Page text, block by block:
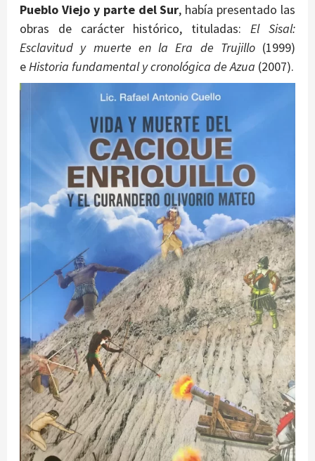
Pueblo Viejo y parte del Sur, había presentado las
obras de carácter histórico, tituladas:El Sisal:
Esclavitud y muerte en la Era de Trujillo (1999)
eHistoria fundamental y cronológica de Azua (2007).